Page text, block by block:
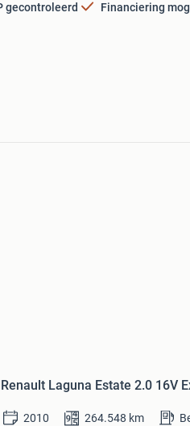
gecontroleerd Financiering
Renault Laguna Estate 2.0 16V
2010 264.548 km